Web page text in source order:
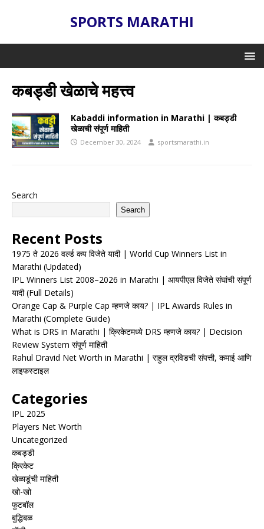
SPORTS MARATHI
कबड्डी खेळाचे महत्त्व
Kabaddi information in Marathi | कबड्डी
खेळाची संपूर्ण माहिती
December 30, 2024 sportsmarathi.in
Search
Search
Recent Posts
1975 ते 2026 वर्ल्ड कप विजेते यादी | World Cup Winners List in
Marathi (Updated)
IPL Winners List 2008–2026 in Marathi | आयपीएल विजेते संघांची संपूर्ण
यादी (Full Details)
Orange Cap & Purple Cap म्हणजे काय? | IPL Awards Rules in
Marathi (Complete Guide)
What is DRS in Marathi | क्रिकेटमध्ये DRS म्हणजे काय? | Decision
Review System संपूर्ण माहिती
Rahul Dravid Net Worth in Marathi | राहुल द्रविडची संपत्ती, कमाई आणि
लाइफस्टाइल
Categories
IPL 2025
Players Net Worth
Uncategorized
कबड्डी
क्रिकेट
खेळाडूंची माहिती
खो-खो
फुटबॉल
बुद्धिबळ